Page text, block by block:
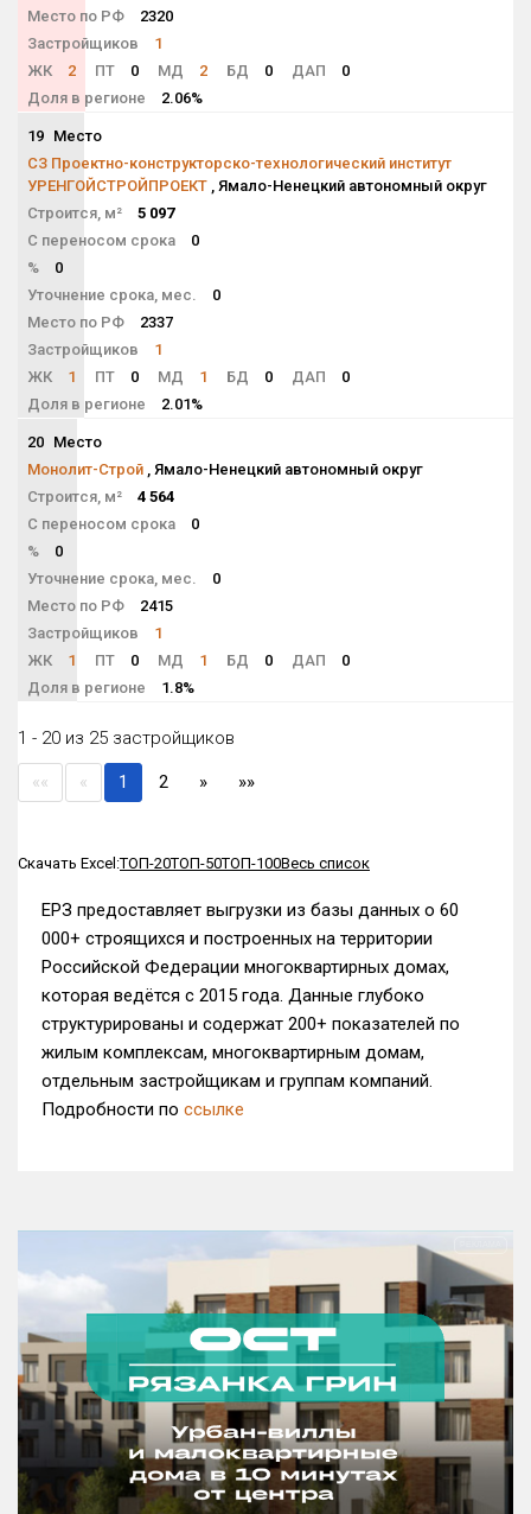
Место по РФ
2320
Застройщиков
1
ЖК
2 ПТ 0 МД 2 БД 0 ДАП
0
Доля в регионе
2.06%
19 Место
СЗ Проектно-конструкторско-технологический институт
УРЕНГОЙСТРОЙПРОЕКТ , Ямало-Ненецкий автономный округ
Строится, м²
5 097
С переносом срока
0
%
0
Уточнение срока, мес.
0
Место по РФ
2337
Застройщиков
1
ЖК
1 ПТ 0 МД 1 БД 0 ДАП
0
Доля в регионе
2.01%
20 Место
Монолит-Строй , Ямало-Ненецкий автономный округ
Строится, м²
4 564
С переносом срока
0
%
0
Уточнение срока, мес.
0
Место по РФ
2415
Застройщиков
1
ЖК
1 ПТ 0 МД 1 БД 0 ДАП
0
Доля в регионе
1.8%
1 - 20 из 25 застройщиков
«« « 1 2 » »»
Скачать Excel:ТОП-20ТОП-50ТОП-100Весь список
ЕРЗ предоставляет выгрузки из базы данных о 60
000+ строящихся и построенных на территории
Российской Федерации многоквартирных домах,
которая ведётся с 2015 года. Данные глубоко
структурированы и содержат 200+ показателей по
жилым комплексам, многоквартирным домам,
отдельным застройщикам и группам компаний.
Подробности по ссылке